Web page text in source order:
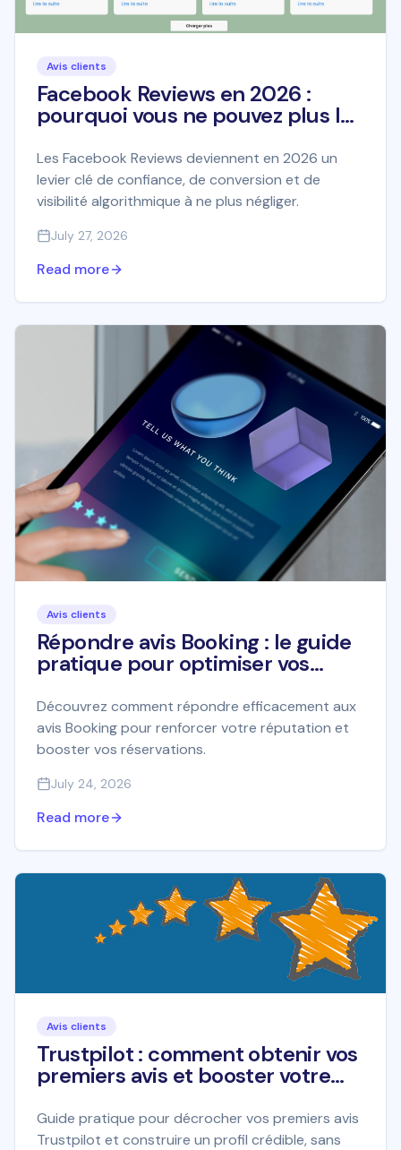
Avis clients
Facebook Reviews en 2026 :
pourquoi vous ne pouvez plus les
Les Facebook Reviews deviennent en 2026 un
levier clé de confiance, de conversion et de
visibilité algorithmique à ne plus négliger.
July 27, 2026
Read more
Avis clients
Répondre avis Booking : le guide
pratique pour optimiser vos
clients
Découvrez comment répondre efficacement aux
avis Booking pour renforcer votre réputation et
booster vos réservations.
July 24, 2026
Read more
Avis clients
Trustpilot : comment obtenir vos
premiers avis et booster votre
Guide pratique pour décrocher vos premiers avis
Trustpilot et construire un profil crédible, sans